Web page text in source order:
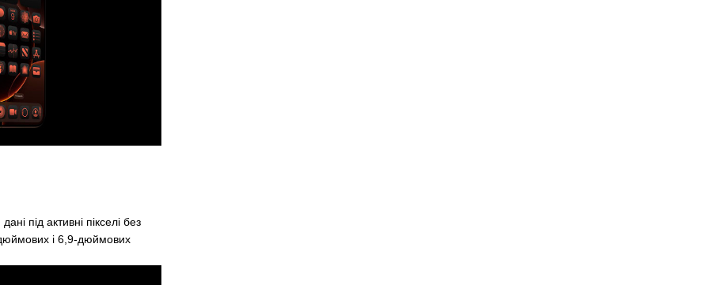
під активні пікселі без
і 6,9-дюймових